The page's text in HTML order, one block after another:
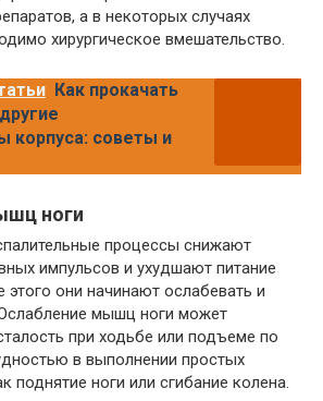
а в некоторых случаях
хирургическое вмешательство.
Как прокачать
корпуса: советы и
ноги
процессы снижают
импульсов и ухудшают питание
этого они начинают ослабевать и
мышц ноги может
при ходьбе или подъеме по
в выполнении простых
поднятие ноги или сгибание колена.